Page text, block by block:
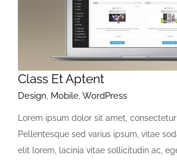
Class Et Aptent
Design, Mobile,WordPress
Lorem ipsum dolor sit amet,
Pellentesque sed varius ipsum, vitae
elit lorem, lacinia vitae sollicitudin ac,